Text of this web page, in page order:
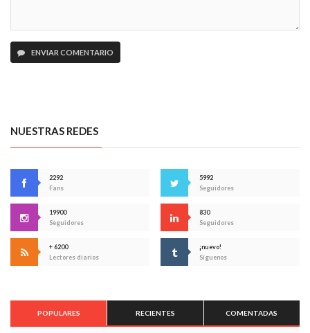
ENVIAR COMENTARIO
NUESTRAS REDES
2292
Fans
5992
Seguidores
19900
Seguidores
830
Seguidores
+ 6200
Lectores diarios
¡nuevo!
Síguenos
POPULARES RECIENTES COMENTADAS